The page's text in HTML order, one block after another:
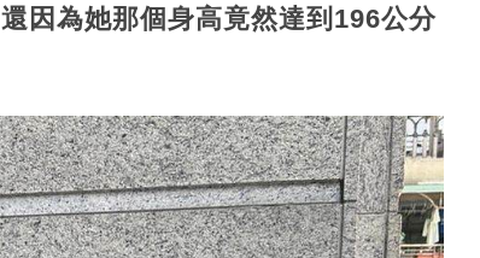
還因為她那個身高竟然達到196公分